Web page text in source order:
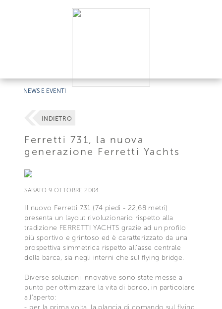
NEWS E EVENTI
INDIETRO
Ferretti 731, la nuova
generazione Ferretti Yachts
SABATO 9 OTTOBRE 2004
Il nuovo Ferretti 731 (74 piedi - 22,68 metri)
presenta un layout rivoluzionario rispetto alla
tradizione FERRETTI YACHTS grazie ad un profilo
più sportivo e grintoso ed è caratterizzato da una
prospettiva simmetrica rispetto all'asse centrale
della barca, sia negli interni che sul flying bridge.
Diverse soluzioni innovative sono state messe a
punto per ottimizzare la vita di bordo, in particolare
all'aperto:
- per la prima volta, la plancia di comando sul flying